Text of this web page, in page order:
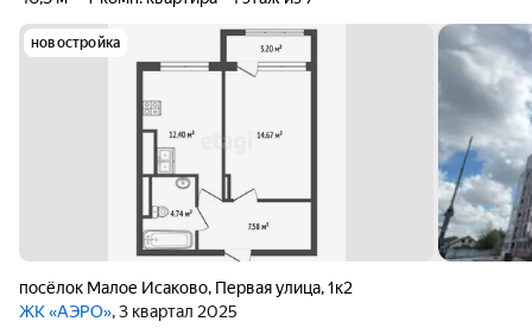
новостройка
посёлок Малое Исаково, Первая улица,1к2
ЖК «АЭРО», 3 квартал 2025